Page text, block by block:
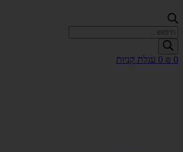
Products
search
₪ 0
0 עגלת קניות